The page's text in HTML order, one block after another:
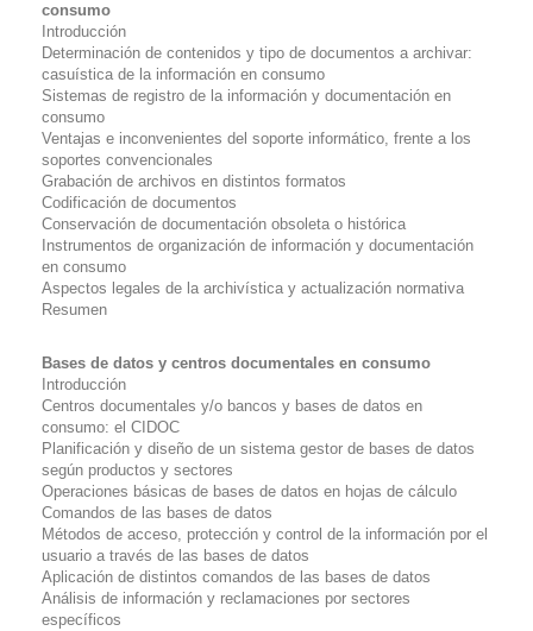
consumo
Introducción
Determinación de contenidos y tipo de documentos a archivar:
casuística de la información en consumo
Sistemas de registro de la información y documentación en
consumo
Ventajas e inconvenientes del soporte informático, frente a los
soportes convencionales
Grabación de archivos en distintos formatos
Codificación de documentos
Conservación de documentación obsoleta o histórica
Instrumentos de organización de información y documentación
en consumo
Aspectos legales de la archivística y actualización normativa
Resumen
Bases de datos y centros documentales en consumo
Introducción
Centros documentales y/o bancos y bases de datos en
consumo: el CIDOC
Planificación y diseño de un sistema gestor de bases de datos
según productos y sectores
Operaciones básicas de bases de datos en hojas de cálculo
Comandos de las bases de datos
Métodos de acceso, protección y control de la información por el
usuario a través de las bases de datos
Aplicación de distintos comandos de las bases de datos
Análisis de información y reclamaciones por sectores
específicos